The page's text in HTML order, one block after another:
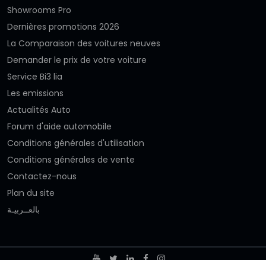
Showrooms Pro
Dernières promotions 2026
La Comparaison des voitures neuves
Demander le prix de votre voiture
Service Bi3 lia
Les emissions
Actualités Auto
Forum d'aide automobile
Conditions générales d'utilisation
Conditions générales de vente
Contactez-nous
Plan du site
بالعــربيـة